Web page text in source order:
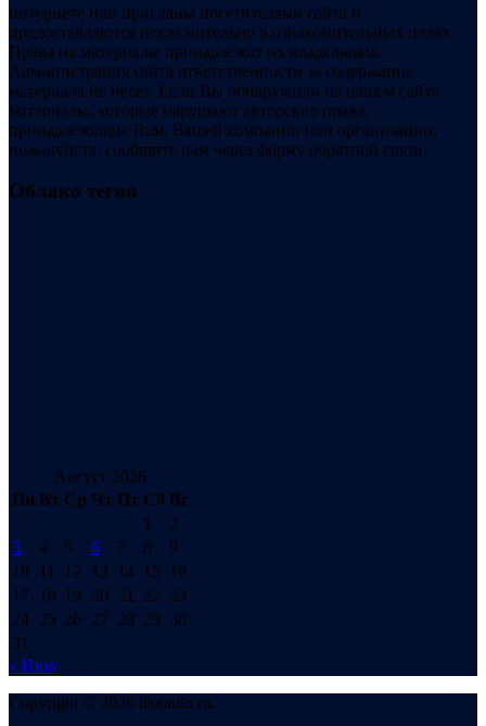
интернете или присланы посетителями сайта и
предоставляются исключительно в ознакомительных целях.
Права на материалы принадлежат их владельцам.
Администрация сайта ответственности за содержание
материала не несет. Если Вы обнаружили на нашем сайте
материалы, которые нарушают авторские права,
принадлежащие Вам, Вашей компании или организации,
пожалуйста, сообщите нам через форму обратной связи.
Облако тегов
Август 2026
Пн Вт Ср Чт Пт Сб Вс
1
2
3
4 5 6 7 8
9
10
11 12 13 14 15
16
17
18 19 20 21 22 23
24 25 26 27 28 29 30
31
« Июл
Copyright © 2026 likeauto.ru.